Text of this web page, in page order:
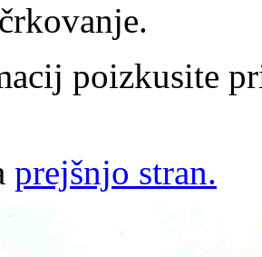
poizkusite
prejšnjo stran.